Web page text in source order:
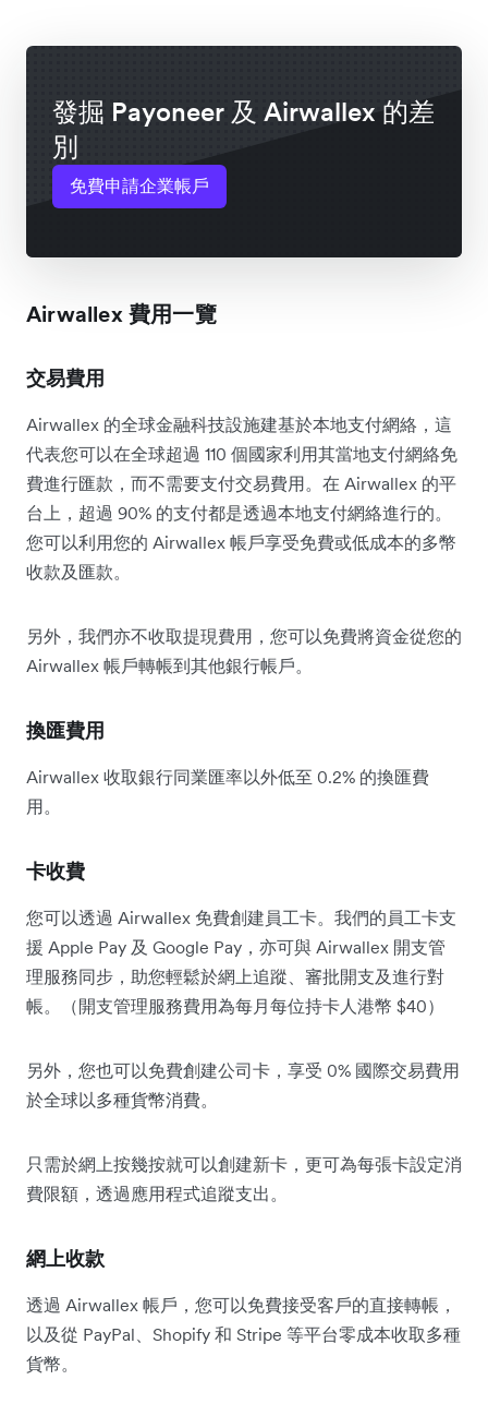
發掘 Payoneer 及 Airwallex 的差
別
免費申請企業帳戶
Airwallex 費用一覽
交易費用
Airwallex 的全球金融科技設施建基於本地支付網絡，這
代表您可以在全球超過 110 個國家利用其當地支付網絡免
費進行匯款，而不需要支付交易費用。在 Airwallex 的平
台上，超過 90% 的支付都是透過本地支付網絡進行的。
您可以利用您的 Airwallex 帳戶享受免費或低成本的多幣
收款及匯款。
另外，我們亦不收取提現費用，您可以免費將資金從您的
Airwallex 帳戶轉帳到其他銀行帳戶。
換匯費用
Airwallex 收取銀行同業匯率以外低至 0.2% 的換匯費
用。
卡收費
您可以透過 Airwallex 免費創建員工卡。我們的員工卡支
援 Apple Pay 及 Google Pay，亦可與 Airwallex 開支管
理服務同步，助您輕鬆於網上追蹤、審批開支及進行對
帳。（開支管理服務費用為每月每位持卡人港幣 $40）
另外，您也可以免費創建公司卡，享受 0% 國際交易費用
於全球以多種貨幣消費。
只需於網上按幾按就可以創建新卡，更可為每張卡設定消
費限額，透過應用程式追蹤支出。
網上收款
透過 Airwallex 帳戶，您可以免費接受客戶的直接轉帳，
以及從 PayPal、Shopify 和 Stripe 等平台零成本收取多種
貨幣。